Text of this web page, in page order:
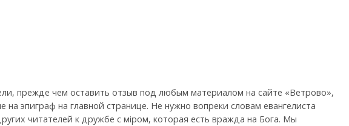
прежде чем оставить отзыв под любым материалом на сайте «Ветрово»,
на эпиграф на главной странице. Не нужно вопреки словам евангелиста
читателей к дружбе с мiром, которая есть вражда на Бога. Мы